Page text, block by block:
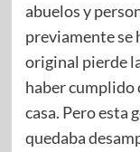
abuelos y
previamente se
original pierde
haber cumplido
casa. Pero esta
quedaba